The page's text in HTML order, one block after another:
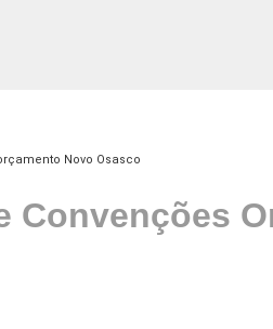
Novo Osasco
Convenções